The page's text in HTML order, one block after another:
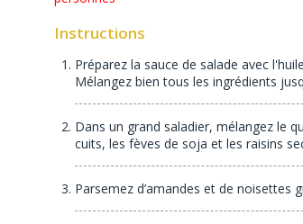
Instructions
Préparez la sauce de salade avec
Mélangez bien tous les ingrédients
Dans un grand saladier, mélangez le
cuits, les fèves de soja et les raisins
Parsemez d’amandes et de noisettes